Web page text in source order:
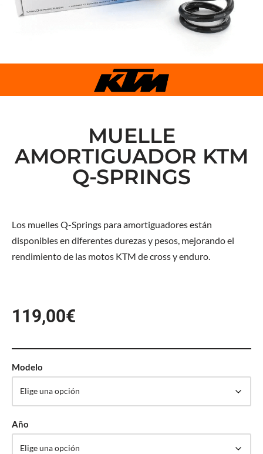
MUELLE
AMORTIGUADOR KTM
Q-SPRINGS
Los muelles Q-Springs para amortiguadores están
disponibles en diferentes durezas y pesos, mejorando el
rendimiento de las motos KTM de cross y enduro.
119,00€
Modelo
Año